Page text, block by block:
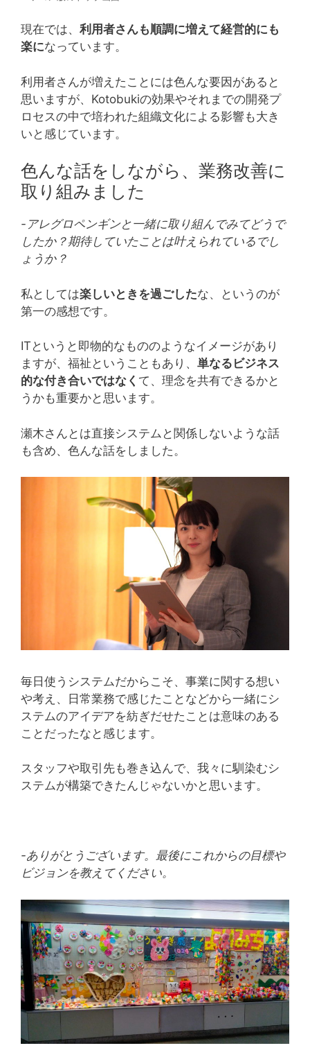
現在では、 利用者さんも順調に増えて経営的にも
楽になっています。
利用者さんが増えたことには色んな要因があると
思いますが、Kotobukiの効果やそれまでの開発プ
ロセスの中で培われた組織文化による影響も大き
いと感じています。
色んな話をしながら、業務改善に
取り組みました
-アレグロペンギンと一緒に取り組んでみてどうで
したか？期待していたことは叶えられているでし
ょうか？
私としては楽しいときを過ごしたな、というのが
第一の感想です。
ITというと即物的なもののようなイメージがあり
ますが、福祉ということもあり、 単なるビジネス
的な付き合いではなく て、理念を共有できるかと
うかも重要かと思います。
瀬木さんとは直接システムと関係しないような話
も含め、色んな話をしました。
毎日使うシステムだからこそ、事業に関する想い
や考え、日常業務で感じたことなどから一緒にシ
ステムのアイデアを紡ぎだせたことは意味のある
ことだったなと感じます。
スタッフや取引先も巻き込んで、我々に馴染むシ
ステムが構築できたんじゃないかと思います。
-ありがとうございます。最後にこれからの目標や
ビジョンを教えてください。